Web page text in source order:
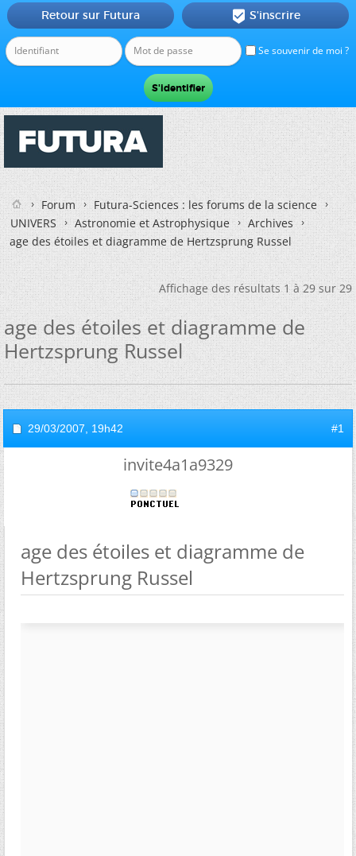
Se souvenir de moi ?
Retour sur Futura  S'inscrire
Forum
Futura-Sciences : les forums de la science
UNIVERS
Astronomie et Astrophysique
Archives
age des étoiles et diagramme de Hertzsprung Russel
Affichage des résultats 1 à 29 sur 29
age des étoiles et diagramme de
Hertzsprung Russel
29/03/2007, 19h42 #1
invite4a1a9329
age des étoiles et diagramme de
Hertzsprung Russel